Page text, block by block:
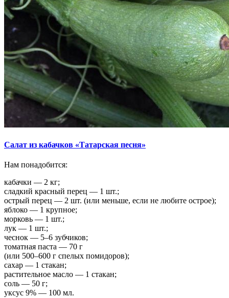
Салат из кабачков «Татарская песня»
Нам понадобится:
кабачки — 2 кг;
сладкий красный перец — 1 шт.;
острый перец — 2 шт. (или меньше, если не любите острое);
яблоко — 1 крупное;
морковь — 1 шт.;
лук — 1 шт.;
чеснок — 5–6 зубчиков;
томатная паста — 70 г
(или 500–600 г спелых помидоров);
сахар — 1 стакан;
растительное масло — 1 стакан;
соль — 50 г;
уксус 9% — 100 мл.